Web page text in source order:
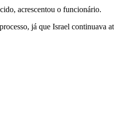
acrescentou o funcionário.
já que Israel continuava